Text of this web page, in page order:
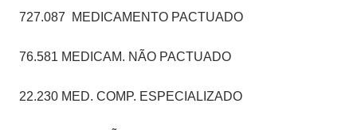
727.087 MEDICAMENTO PACTUADO
76.581 MEDICAM. NÃO PACTUADO
22.230 MED. COMP. ESPECIALIZADO